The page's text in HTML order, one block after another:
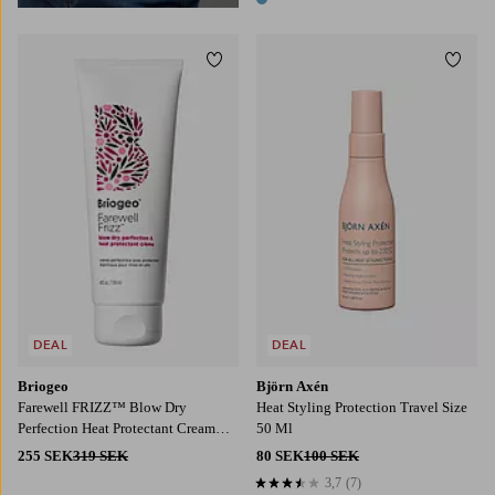
1 färg
Briogeo
Farewell FRIZZ™ Blow Dry
Perfection Heat Protectant Cream
118Ml
255 SEK319 SEK
DEAL
Lägg till i favoriter
Björn Axén
Heat Styling Protection Travel Size
50 Ml
80 SEK100 SEK
3,7 baserat på 7 st betyg
3,7 (7)
DEAL